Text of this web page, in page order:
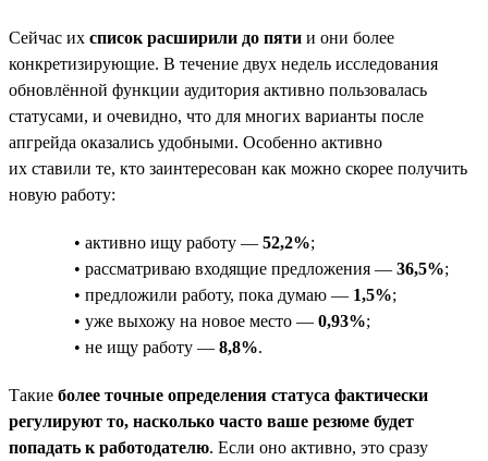
Сейчас их список расширили до пяти и они более
конкретизирующие. В течение двух недель исследования
обновлённой функции аудитория активно пользовалась
статусами, и очевидно, что для многих варианты после
апгрейда оказались удобными. Особенно активно
их ставили те, кто заинтересован как можно скорее получить
новую работу:
• активно ищу работу — 52,2%;
• рассматриваю входящие предложения — 36,5%;
• предложили работу, пока думаю — 1,5%;
• уже выхожу на новое место — 0,93%;
• не ищу работу — 8,8%.
Такие более точные определения статуса фактически
регулируют то, насколько часто ваше резюме будет
попадать к работодателю. Если оно активно, это сразу